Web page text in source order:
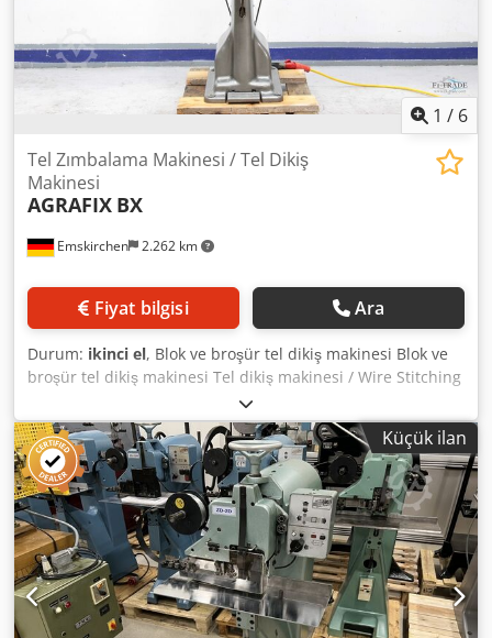
1 / 6
Emskirchen 2.262 km
Tel Zımbalama Makinesi / Tel Dikiş
Makinesi
AGRAFIX BX
Fiyat bilgisi Ara
Durum: ikinci el, Blok ve broşür tel dikiş makinesi Blok ve
broşür tel dikiş makinesi Tel dikiş makinesi / Wire Stitching
Machine AGRAFIX BX Seri No: 1268 1 adet blok ve eyerli
ciltleme için tel dikiş makinesi. 1 başlık, blok ve eyerli
ciltleme için tel dikiş makinesi. Codpfx Aezkwa Homuorf
WhatsApp, MS Zoom ve Telegram üzerinden çevrimiçi
video inceleme Emskirchen/Nürnberg'de stokta mevcuttur
- Hemen teslim edilebilir - Test edilebilir.
Küçük ilan